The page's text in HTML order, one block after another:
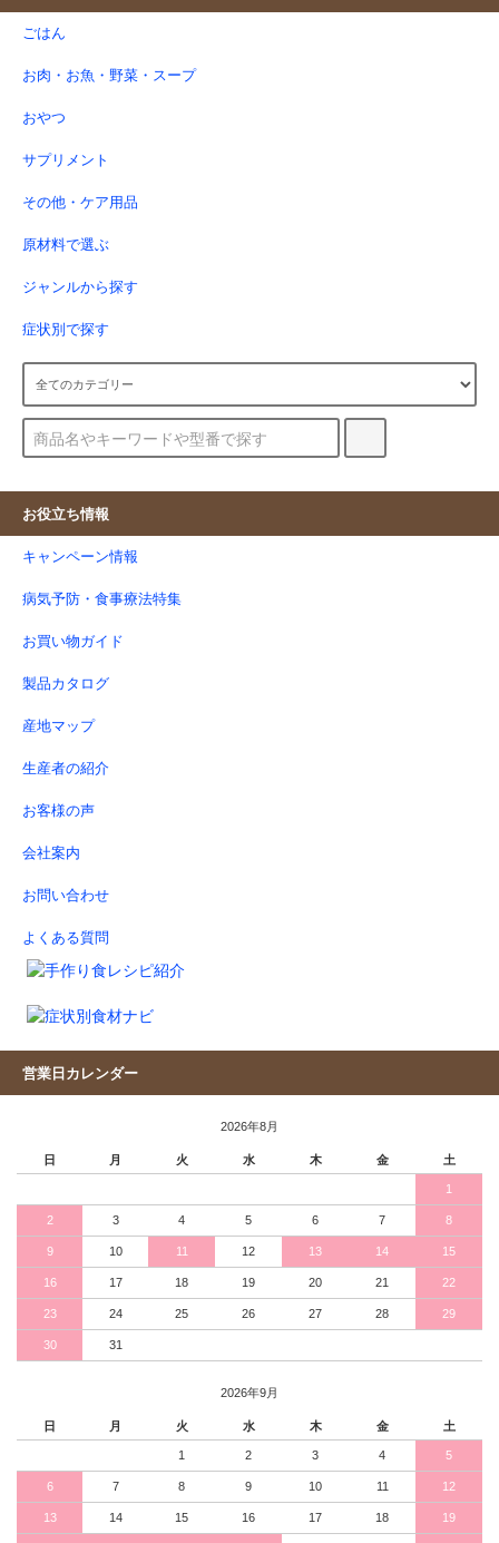
ごはん
お肉・お魚・野菜・スープ
おやつ
サプリメント
その他・ケア用品
原材料で選ぶ
ジャンルから探す
症状別で探す
お役立ち情報
キャンペーン情報
病気予防・食事療法特集
お買い物ガイド
製品カタログ
産地マップ
生産者の紹介
お客様の声
会社案内
お問い合わせ
よくある質問
営業日カレンダー
2026年8月
日 月 火 水 木 金 土
1
2 3 4 5 6 7 8
9 10 11 12 13 14 15
16 17 18 19 20 21 22
23 24 25 26 27 28 29
30 31
2026年9月
日 月 火 水 木 金 土
1 2 3 4 5
6 7 8 9 10 11 12
13 14 15 16 17 18 19